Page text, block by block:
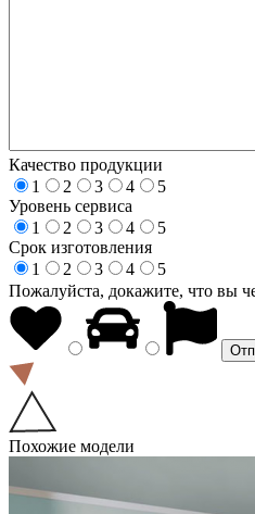
Качество продукции
1
2 3 4
5
Уровень сервиса
1
2 3 4
5
Срок изготовления
1
2 3 4
5
Пожалуйста, докажите, что вы
Похожие модели